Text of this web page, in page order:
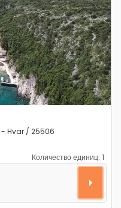
Next
- Hvar / 25506
Количество единиц: 1
- Oskorušica,